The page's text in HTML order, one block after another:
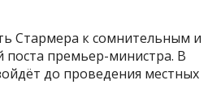
Стармера к сомнительным и
поста премьер-министра. В
до проведения местных